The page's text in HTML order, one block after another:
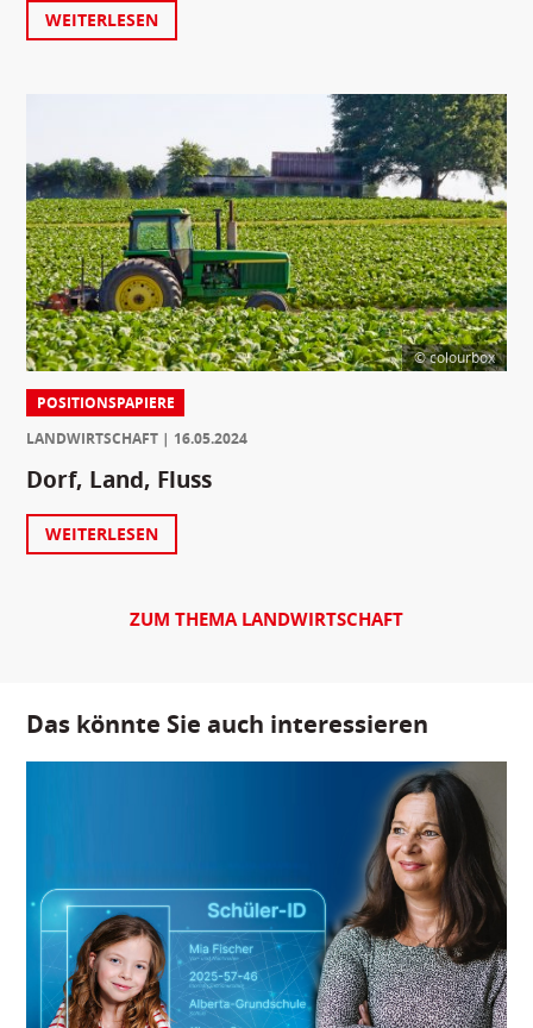
WEITERLESEN
© colourbox
POSITIONSPAPIERE
LANDWIRTSCHAFT
16.05.2024
Dorf, Land, Fluss
WEITERLESEN
ZUM THEMA LANDWIRTSCHAFT
Das könnte Sie auch interessieren